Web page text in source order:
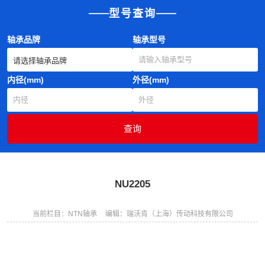
型号查询
轴承品牌 轴承型号
内径(mm) 外径(mm)
NU2205
当前栏目：NTN轴承 编辑：瑞沃肯（上海）传动科技有限公司